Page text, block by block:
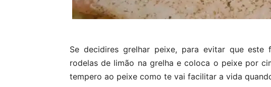
Se decidires grelhar peixe, para evitar que este
rodelas de limão na grelha e coloca o peixe por
tempero ao peixe como te vai facilitar a vida